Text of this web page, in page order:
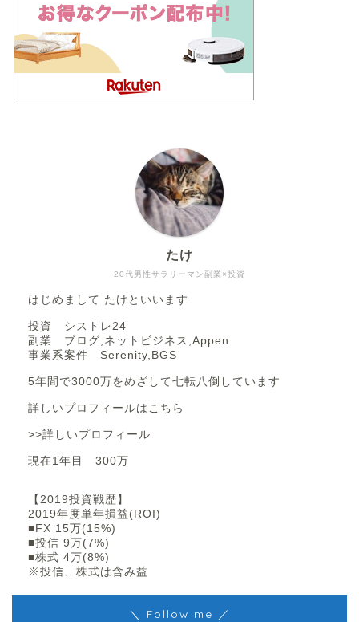
20代男性サラリーマン副業×投資
たけ
はじめまして たけといいます
投資 シストレ24
副業 ブログ,ネットビジネス,Appen
事業系案件 Serenity,BGS
5年間で3000万をめざして七転八倒しています
詳しいプロフィールはこちら
>>詳しいプロフィール
現在1年目 300万
【2019投資戦歴】
2019年度単年損益(ROI)
■FX 15万(15%)
■投信 9万(7%)
■株式 4万(8%)
※投信、株式は含み益
＼ Follow me ／